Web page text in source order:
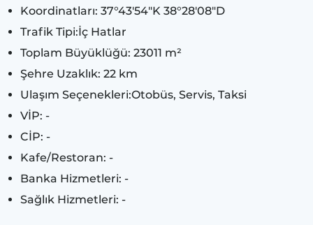
Koordinatları: 37°43′54″K 38°28′08″D
Trafik Tipi:İç Hatlar
Toplam Büyüklüğü: 23011 m²
Şehre Uzaklık: 22 km
Ulaşım Seçenekleri:Otobüs, Servis, Taksi
VİP: -
CİP: -
Kafe/Restoran: -
Banka Hizmetleri: -
Sağlık Hizmetleri: -